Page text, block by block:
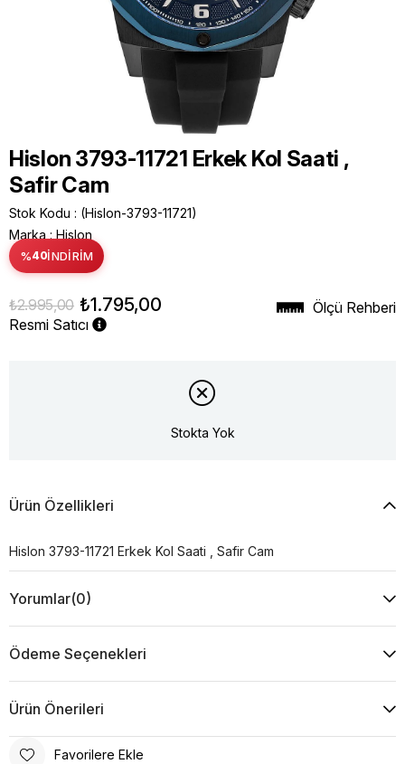
Hislon 3793-11721 Erkek Kol Saati ,
Safir Cam
Stok Kodu
(Hislon-3793-11721)
Marka : Hislon
%40İNDIRIM
₺2.995,00 ₺1.795,00
Resmi Satıcı
Ölçü Rehberi
Stokta Yok
Ürün Özellikleri
Hislon 3793-11721 Erkek Kol Saati , Safir Cam
Yorumlar(0)
Ödeme Seçenekleri
Ürün Önerileri
Favorilere Ekle